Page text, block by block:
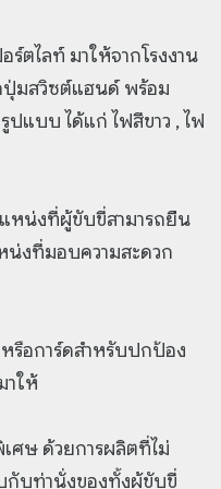
ตไลท์ มาให้จากโรงงาน
ปุ่มสวิซต์แฮนด์ พร้อม
ปแบบ ได้แก่ ไฟสีขาว , ไฟ
หน่งที่ผู้ขับขี่สามารถยืน
น่งที่มอบความสะดวก
รือการ์ดสำหรับปกป้อง
าให้
ศษ ด้วยการผลิตที่ไม่
กับท่านั่งของทั้งผู้ขับขี่